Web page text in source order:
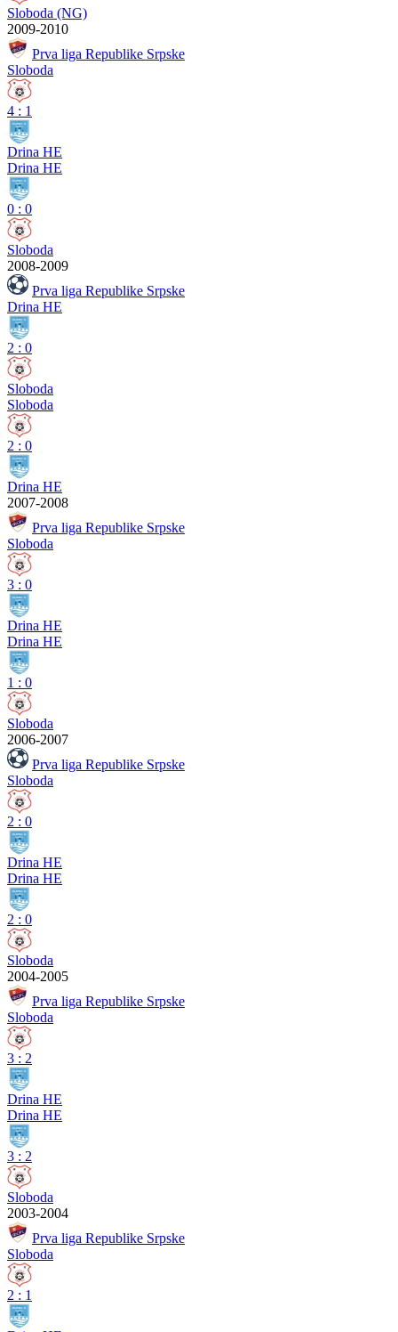
Sloboda (NG)
2009-2010
Prva liga Republike Srpske
Sloboda
4 : 1
Drina HE
Drina HE
0 : 0
Sloboda
2008-2009
Prva liga Republike Srpske
Drina HE
2 : 0
Sloboda
Sloboda
2 : 0
Drina HE
2007-2008
Prva liga Republike Srpske
Sloboda
3 : 0
Drina HE
Drina HE
1 : 0
Sloboda
2006-2007
Prva liga Republike Srpske
Sloboda
2 : 0
Drina HE
Drina HE
2 : 0
Sloboda
2004-2005
Prva liga Republike Srpske
Sloboda
3 : 2
Drina HE
Drina HE
3 : 2
Sloboda
2003-2004
Prva liga Republike Srpske
Sloboda
2 : 1